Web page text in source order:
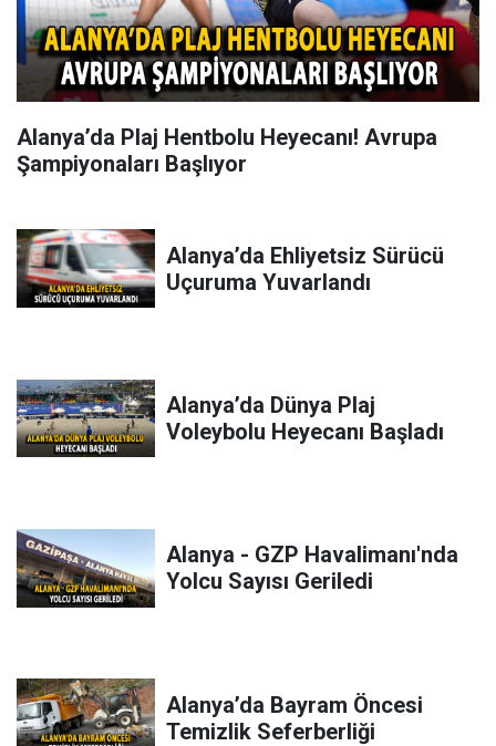
Alanya’da Plaj Hentbolu Heyecanı! Avrupa
Şampiyonaları Başlıyor
Alanya’da Ehliyetsiz Sürücü
Uçuruma Yuvarlandı
Alanya’da Dünya Plaj
Voleybolu Heyecanı Başladı
Alanya - GZP Havalimanı'nda
Yolcu Sayısı Geriledi
Alanya’da Bayram Öncesi
Temizlik Seferberliği